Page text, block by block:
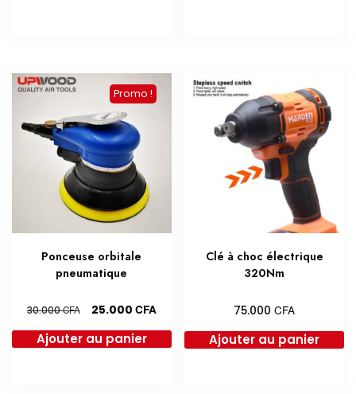
Promo !
Ponceuse orbitale
pneumatique
30.000CFA
Le
initial
25.000 CFALe
Ajouter au panier
Clé à choc électrique
320Nm
75.000CFA
Ajouter au panier